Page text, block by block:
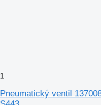
1
Pneumatický ventil